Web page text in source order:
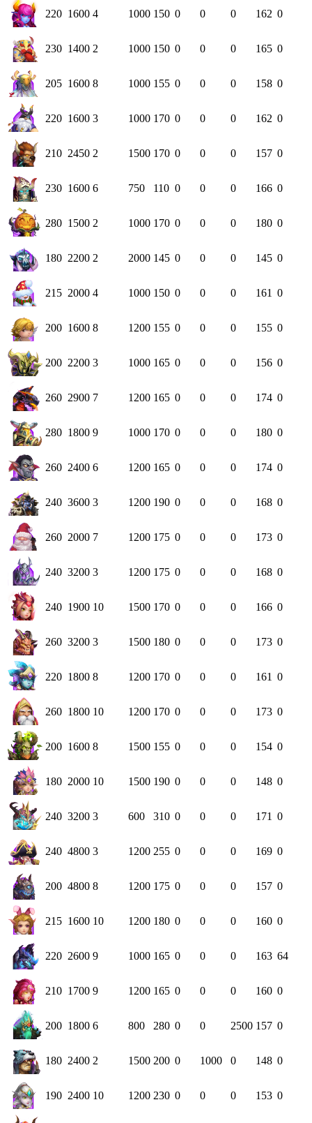
220 1600 4 1000 150 0 0 0 162 0
230 1400 2 1000 150 0 0 0 165 0
205 1600 8 1000 155 0 0 0 158 0
220 1600 3 1000 170 0 0 0 162 0
210 2450 2 1500 170 0 0 0 157 0
230 1600 6 750 110 0 0 0 166 0
280 1500 2 1000 170 0 0 0 180 0
180 2200 2 2000 145 0 0 0 145 0
215 2000 4 1000 150 0 0 0 161 0
200 1600 8 1200 155 0 0 0 155 0
200 2200 3 1000 165 0 0 0 156 0
260 2900 7 1200 165 0 0 0 174 0
280 1800 9 1000 170 0 0 0 180 0
260 2400 6 1200 165 0 0 0 174 0
240 3600 3 1200 190 0 0 0 168 0
260 2000 7 1200 175 0 0 0 173 0
240 3200 3 1200 175 0 0 0 168 0
240 1900 10 1500 170 0 0 0 166 0
260 3200 3 1500 180 0 0 0 173 0
220 1800 8 1200 170 0 0 0 161 0
260 1800 10 1200 170 0 0 0 173 0
200 1600 8 1500 155 0 0 0 154 0
180 2000 10 1500 190 0 0 0 148 0
240 3200 3 600 310 0 0 0 171 0
240 4800 3 1200 255 0 0 0 169 0
200 4800 8 1200 175 0 0 0 157 0
215 1600 10 1200 180 0 0 0 160 0
220 2600 9 1000 165 0 0 0 163 64
210 1700 9 1200 165 0 0 0 160 0
200 1800 6 800 280 0 0 2500 157 0
180 2400 2 1500 200 0 1000 0 148 0
190 2400 10 1200 230 0 0 0 153 0